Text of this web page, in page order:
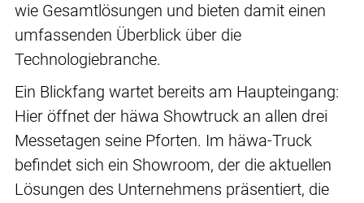
wie Gesamtlösungen und bieten damit einen
umfassenden Überblick über die
Technologiebranche.
Ein Blickfang wartet bereits am Haupteingang:
Hier öffnet der häwa Showtruck an allen drei
Messetagen seine Pforten. Im häwa-Truck
befindet sich ein Showroom, der die aktuellen
Lösungen des Unternehmens präsentiert, die